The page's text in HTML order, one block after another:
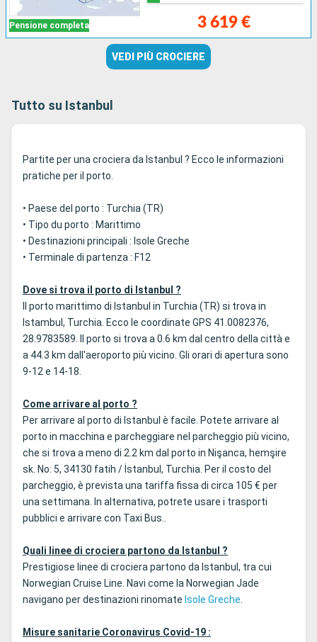
Pensione completa 3 619 €
VEDI PIÙ CROCIERE
Tutto su Istanbul
Partite per una crociera da Istanbul ? Ecco le informazioni
pratiche per il porto.
• Paese del porto : Turchia (TR)
• Tipo du porto : Marittimo
• Destinazioni principali : Isole Greche
• Terminale di partenza : F12
Dove si trova il porto di Istanbul ?
Il porto marittimo di Istanbul in Turchia (TR) si trova in
Istambul, Turchia. Ecco le coordinate GPS 41.0082376,
28.9783589. Il porto si trova a 0.6 km dal centro della città e
a 44.3 km dall'aeroporto più vicino. Gli orari di apertura sono
9-12 e 14-18.
Come arrivare al porto ?
Per arrivare al porto di Istanbul è facile. Potete arrivare al
porto in macchina e parcheggiare nel parcheggio più vicino,
che si trova a meno di 2.2 km dal porto in Nişanca, hemşire
sk. No: 5, 34130 fatih / İstanbul, Turchia. Per il costo del
parcheggio, è prevista una tariffa fissa di circa 105 € per
una settimana. In alternativa, potrete usare i trasporti
pubblici e arrivare con Taxi Bus..
Quali linee di crociera partono da Istanbul ?
Prestigiose linee di crociera partono da Istanbul, tra cui
Norwegian Cruise Line. Navi come la Norwegian Jade
navigano per destinazioni rinomate Isole Greche.
Misure sanitarie Coronavirus Covid-19 :